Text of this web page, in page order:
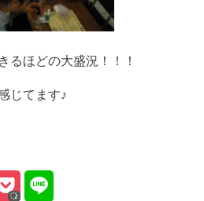
るほどの大盛況！！！
じてます♪